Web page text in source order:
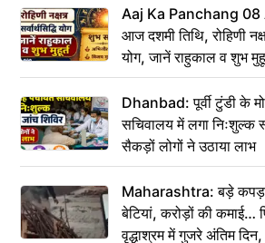
Aaj Ka Panchang
आज दशमी तिथि, रोहिणी
योग, जानें राहुकाल व शुभ
Dhanbad: पूर्वी टुंडी के
सचिवालय में लगा निःशुल्क
सैकड़ों लोगों ने उठाया लाभ
Maharashtra: बड़े कपड़ा
बेटियां, करोड़ों की कमाई…
वृद्धाश्रम में गुजरे अंतिम